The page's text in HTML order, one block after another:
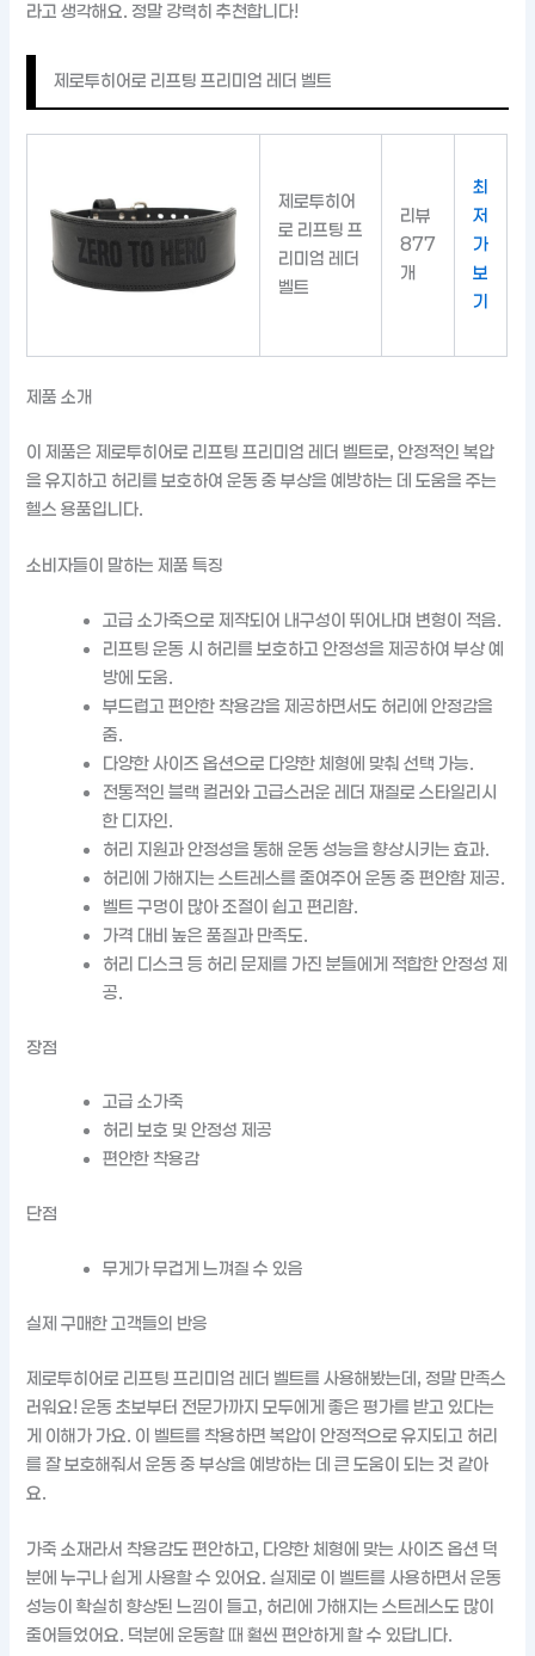
라고 생각해요. 정말 강력히 추천합니다!
제로투히어로 리프팅 프리미엄 레더 벨트
제로투히어
로 리프팅 프
리미엄 레더
벨트
리뷰
877
개
최
저
가
보
기
제품 소개
이 제품은 제로투히어로 리프팅 프리미엄 레더 벨트로, 안정적인 복압
을 유지하고 허리를 보호하여 운동 중 부상을 예방하는 데 도움을 주는
헬스 용품입니다.
소비자들이 말하는 제품 특징
고급 소가죽으로 제작되어 내구성이 뛰어나며 변형이 적음.
리프팅 운동 시 허리를 보호하고 안정성을 제공하여 부상 예
방에 도움.
부드럽고 편안한 착용감을 제공하면서도 허리에 안정감을
줌.
다양한 사이즈 옵션으로 다양한 체형에 맞춰 선택 가능.
전통적인 블랙 컬러와 고급스러운 레더 재질로 스타일리시
한 디자인.
허리 지원과 안정성을 통해 운동 성능을 향상시키는 효과.
허리에 가해지는 스트레스를 줄여주어 운동 중 편안함 제공.
벨트 구멍이 많아 조절이 쉽고 편리함.
가격 대비 높은 품질과 만족도.
허리 디스크 등 허리 문제를 가진 분들에게 적합한 안정성 제
공.
장점
고급 소가죽
허리 보호 및 안정성 제공
편안한 착용감
단점
무게가 무겁게 느껴질 수 있음
실제 구매한 고객들의 반응
제로투히어로 리프팅 프리미엄 레더 벨트를 사용해봤는데, 정말 만족스
러워요! 운동 초보부터 전문가까지 모두에게 좋은 평가를 받고 있다는
게 이해가 가요. 이 벨트를 착용하면 복압이 안정적으로 유지되고 허리
를 잘 보호해줘서 운동 중 부상을 예방하는 데 큰 도움이 되는 것 같아
요.
가죽 소재라서 착용감도 편안하고, 다양한 체형에 맞는 사이즈 옵션 덕
분에 누구나 쉽게 사용할 수 있어요. 실제로 이 벨트를 사용하면서 운동
성능이 확실히 향상된 느낌이 들고, 허리에 가해지는 스트레스도 많이
줄어들었어요. 덕분에 운동할 때 훨씬 편안하게 할 수 있답니다.